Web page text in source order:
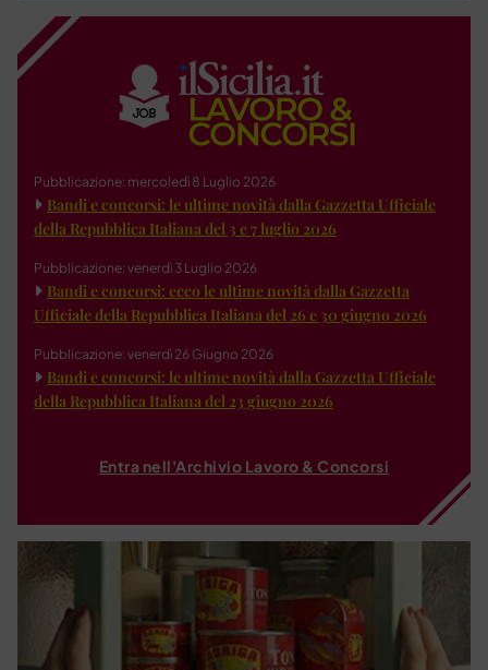
Pubblicazione: mercoledì 8 Luglio 2026
Bandi e concorsi: le ultime novità dalla Gazzetta Ufficiale
della Repubblica Italiana del 3 e 7 luglio 2026
Pubblicazione: venerdì 3 Luglio 2026
Bandi e concorsi: ecco le ultime novità dalla Gazzetta
Ufficiale della Repubblica Italiana del 26 e 30 giugno 2026
Pubblicazione: venerdì 26 Giugno 2026
Bandi e concorsi: le ultime novità dalla Gazzetta Ufficiale
della Repubblica Italiana del 23 giugno 2026
Entra nell'Archivio Lavoro & Concorsi